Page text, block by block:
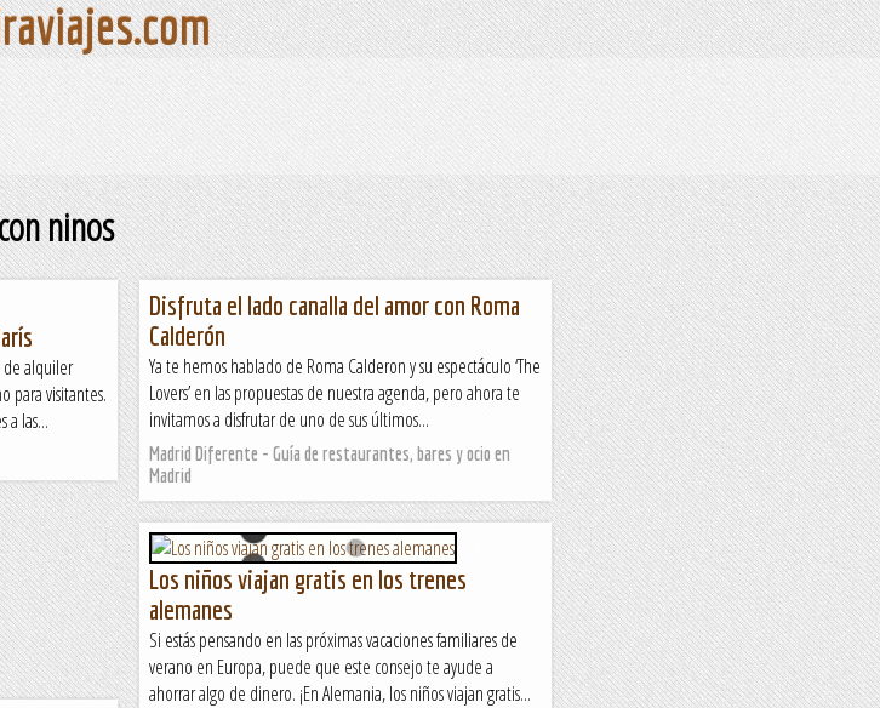
ninos
de alquiler
para visitantes.
a las...
Disfruta el lado canalla del amor con Roma
Calderón
Ya te hemos hablado de Roma Calderon y su espectáculo ‘The
Lovers’ en las propuestas de nuestra agenda, pero ahora te
invitamos a disfrutar de uno de sus últimos...
Madrid Diferente - Guía de restaurantes, bares y ocio en
Madrid
Los niños viajan gratis en los trenes
alemanes
Si estás pensando en las próximas vacaciones familiares de
verano en Europa, puede que este consejo te ayude a
ahorrar algo de dinero. ¡En Alemania, los niños viajan gratis...